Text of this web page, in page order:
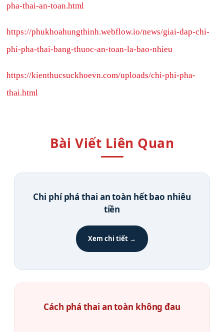
pha-thai-an-toan.html
https://phukhoahungthinh.webflow.io/news/giai-dap-chi-
phi-pha-thai-bang-thuoc-an-toan-la-bao-nhieu
https://kienthucsuckhoevn.com/uploads/chi-phi-pha-
thai.html
Bài Viết Liên Quan
Chi phí phá thai an toàn hết bao nhiêu
tiền
Xem chi tiết →
Cách phá thai an toàn không đau